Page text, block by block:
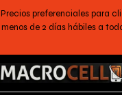
Precios preferenciales para
menos de 2 días hábiles a